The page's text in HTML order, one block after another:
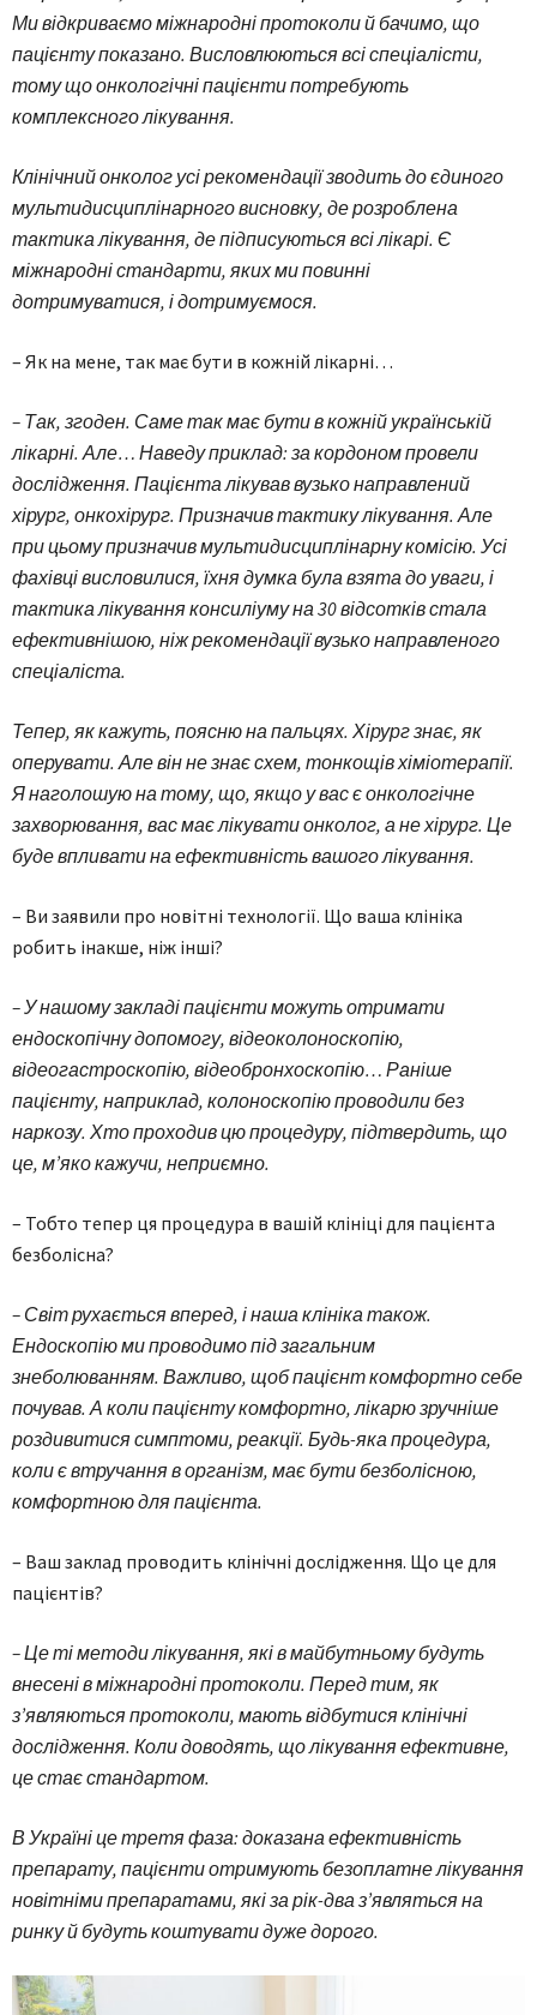
Ми відкриваємо міжнародні протоколи й бачимо, що
пацієнту показано. Висловлюються всі спеціалісти,
тому що онкологічні пацієнти потребують
комплексного лікування.
Клінічний онколог усі рекомендації зводить до єдиного
мультидисциплінарного висновку, де розроблена
тактика лікування, де підписуються всі лікарі. Є
міжнародні стандарти, яких ми повинні
дотримуватися, і дотримуємося.
– Як на мене, так має бути в кожній лікарні…
– Так, згоден. Саме так має бути в кожній українській
лікарні. Але… Наведу приклад: за кордоном провели
дослідження. Пацієнта лікував вузько направлений
хірург, онкохірург. Призначив тактику лікування. Але
при цьому призначив мультидисциплінарну комісію. Усі
фахівці висловилися, їхня думка була взята до уваги, і
тактика лікування консиліуму на 30 відсотків стала
ефективнішою, ніж рекомендації вузько направленого
спеціаліста.
Тепер, як кажуть, поясню на пальцях. Хірург знає, як
оперувати. Але він не знає схем, тонкощів хіміо­терапії.
Я наголошую на тому, що, якщо у вас є онкологічне
захворювання, вас має лікувати онколог, а не хірург. Це
буде впливати на ефективність вашого лікування.
– Ви заявили про новітні технології. Що ваша клініка
робить інакше, ніж інші?
– У нашому закладі пацієнти можуть отримати
ендоскопічну допомогу, відеоколоноскопію,
відеогастроскопію, відеобронхоскопію… Раніше
пацієнту, наприклад, колоноскопію проводили без
наркозу. Хто проходив цю процедуру, підтвердить, що
це, м’яко кажучи, неприємно.
– Тобто тепер ця процедура в вашій клініці для пацієнта
безболісна?
– Світ рухається вперед, і наша клініка також.
Ендоскопію ми проводимо під загальним
знеболюванням. Важливо, щоб пацієнт комфортно себе
почував. А коли пацієнту комфортно, лікарю зручніше
роздивитися симптоми, реакції. Будь-яка процедура,
коли є втручання в організм, має бути безболісною,
комфортною для пацієнта.
– Ваш заклад проводить клінічні дослідження. Що це для
пацієнтів?
– Це ті методи лікування, які в майбутньому будуть
внесені в міжнародні протоколи. Перед тим, як
з’являються протоколи, мають відбутися клінічні
дослідження. Коли доводять, що лікування ефективне,
це стає стандартом.
В Україні це третя фаза: доказана ефективність
препарату, пацієнти отримують безоплатне лікування
новітніми препаратами, які за рік-два з’являться на
ринку й будуть коштувати дуже дорого.